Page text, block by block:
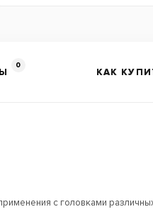
0
КАК
с головками